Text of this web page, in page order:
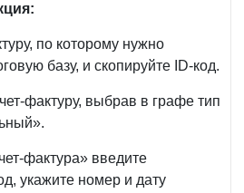
по которому нужно
базу, и скопируйте ID-код.
фактуру, выбрав в графе тип
фактура» введите
укажите номер и дату